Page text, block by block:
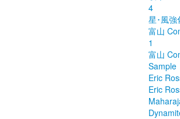
4
星･風強
富山
1
富山
Sample
Eric
Eric